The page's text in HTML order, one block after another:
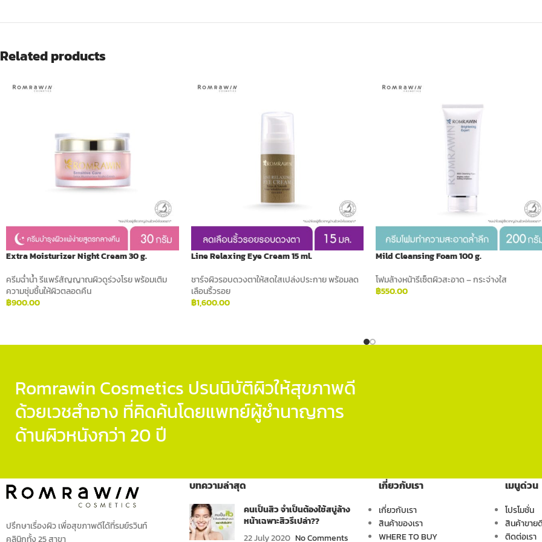
Related products
Extra Moisturizer Night Cream 30 g.
ครีมฉ่ำน้ำ รีแพร์สัญญาณผิวดูร่วงโรย พร้อมเติม
ความชุ่มชื้นให้ผิวตลอดคืน
฿900.00
Line Relaxing Eye Cream 15 ml.
ชาร์จผิวรอบดวงตาให้สดใสเปล่งประกาย พร้อมลด
เลือนริ้วรอย
฿1,600.00
Mild Cleansing Foam 100 g.
โฟมล้างหน้ารีเซ็ตผิวสะอาด – กระจ่างใส
฿550.00
Romrawin Cosmetics ปรนนิบัติผิวให้สุขภาพดี
ด้วยเวชสำอาง ที่คิดค้นโดยแพทย์ผู้ชำนาญการ
ด้านผิวหนังกว่า 20 ปี
ปรึกษาเรื่องผิว เพื่อสุขภาพดีได้ที่รมย์รวินท์
คลินิกทั้ง 25 สาขา
บทความล่าสุด
คนเป็นสิว จำเป็นต้องใช้สบู่ล้าง
หน้าเฉพาะสิวรึเปล่า??
22 July 2020 No Comments
เกี่ยวกับเรา
เกี่ยวกับเรา
สินค้าของเรา
WHERE TO BUY
เมนูด่วน
โปรโมชั่น
สินค้าขายดี
ติดต่อเรา